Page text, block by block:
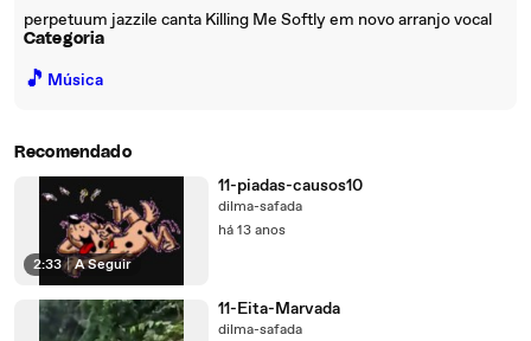
perpetuum jazzile canta Killing Me Softly em novo arranjo vocal
Categoria
🎵 Música
Recomendado
2:33 | A Seguir
11-piadas-causos10
dilma-safada
há 13 anos
11-Eita-Marvada
dilma-safada